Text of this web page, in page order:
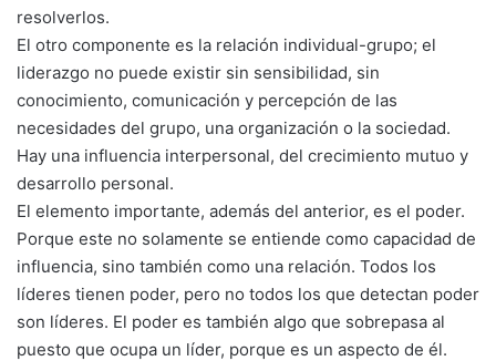
resolverlos.
El otro componente es la relación individual-grupo; el
liderazgo no puede existir sin sensibilidad, sin
conocimiento, comunicación y percepción de las
necesidades del grupo, una organización o la sociedad.
Hay una influencia interpersonal, del crecimiento mutuo y
desarrollo personal.
El elemento importante, además del anterior, es el poder.
Porque este no solamente se entiende como capacidad de
influencia, sino también como una relación. Todos los
líderes tienen poder, pero no todos los que detectan poder
son líderes. El poder es también algo que sobrepasa al
puesto que ocupa un líder, porque es un aspecto de él.